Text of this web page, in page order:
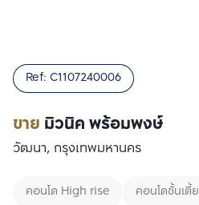
ขาย มิวนิค พร้อมพงษ์
Ref: C1107240006
วัฒนา, กรุงเทพมหานคร
คอนโด High rise คอนโดชั้นเตี้ย
เปรียบเทียบ